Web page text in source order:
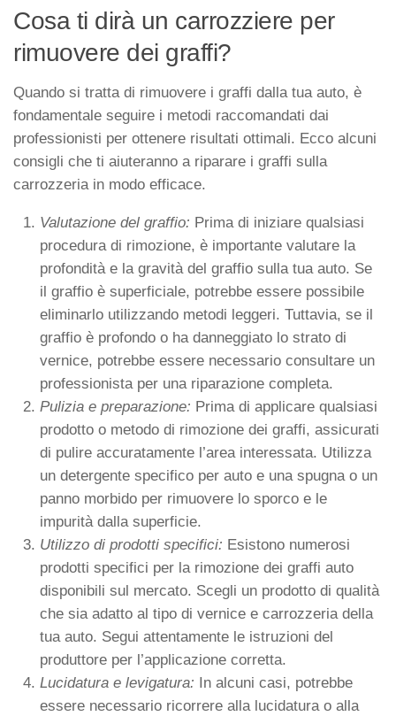
Cosa ti dirà un carrozziere per
rimuovere dei graffi?
Quando si tratta di rimuovere i graffi dalla tua auto, è
fondamentale seguire i metodi raccomandati dai
professionisti per ottenere risultati ottimali. Ecco alcuni
consigli che ti aiuteranno a riparare i graffi sulla
carrozzeria in modo efficace.
Valutazione del graffio: Prima di iniziare qualsiasi
procedura di rimozione, è importante valutare la
profondità e la gravità del graffio sulla tua auto. Se
il graffio è superficiale, potrebbe essere possibile
eliminarlo utilizzando metodi leggeri. Tuttavia, se il
graffio è profondo o ha danneggiato lo strato di
vernice, potrebbe essere necessario consultare un
professionista per una riparazione completa.
Pulizia e preparazione: Prima di applicare qualsiasi
prodotto o metodo di rimozione dei graffi, assicurati
di pulire accuratamente l’area interessata. Utilizza
un detergente specifico per auto e una spugna o un
panno morbido per rimuovere lo sporco e le
impurità dalla superficie.
Utilizzo di prodotti specifici: Esistono numerosi
prodotti specifici per la rimozione dei graffi auto
disponibili sul mercato. Scegli un prodotto di qualità
che sia adatto al tipo di vernice e carrozzeria della
tua auto. Segui attentamente le istruzioni del
produttore per l’applicazione corretta.
Lucidatura e levigatura: In alcuni casi, potrebbe
essere necessario ricorrere alla lucidatura o alla